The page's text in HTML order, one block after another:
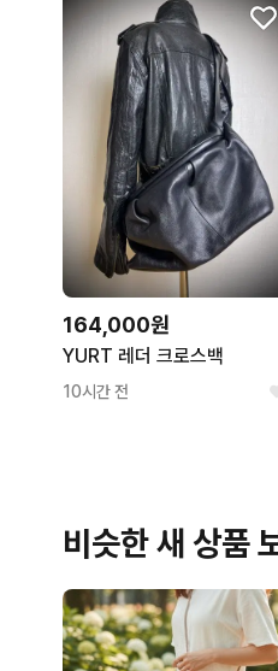
164,000원
YURT 레더 크로스백
10시간 전
비슷한 새 상품